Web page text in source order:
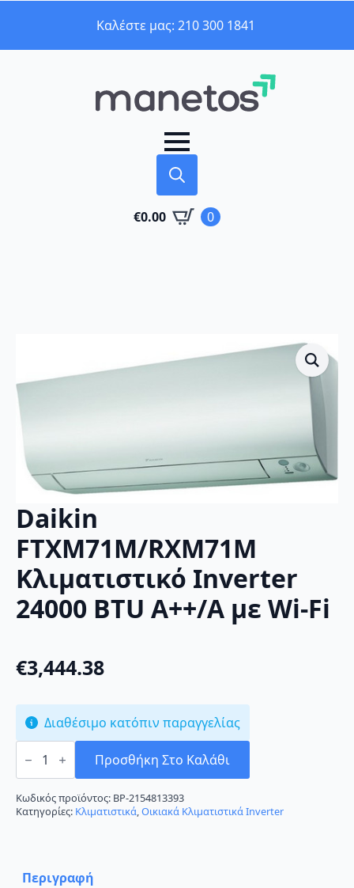
Καλέστε μας: 210 300 1841
for:
€0.00 0
Daikin
FTXM71M/RXM71M
Κλιματιστικό Inverter
24000 BTU A++/A με Wi-Fi
€3,444.38
Διαθέσιμο κατόπιν παραγγελίας
Daikin
FTXM71M/RXM71M
Inverter
24000
BTU
A++/A
ποσότητα
Προσθήκη Στο Καλάθι
Κωδικός προϊόντος: BP-2154813393
Κατηγορίες: Κλιματιστικά,Οικιακά Κλιματιστικά Inverter
Περιγραφή